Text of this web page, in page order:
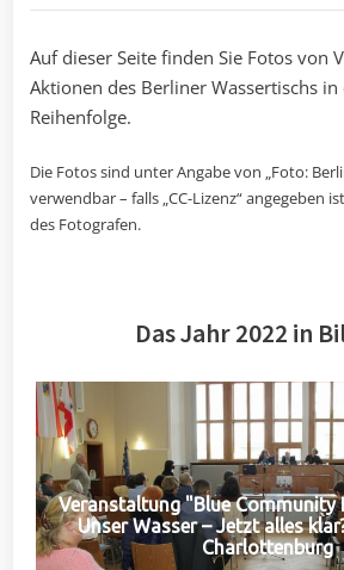
Auf dieser Seite finden Sie Fotos von
Aktionen des Berliner Wassertischs
Reihenfolge.
Die Fotos sind unter Angabe von „Foto:
verwendbar – falls „CC-Lizenz“ angegeben
des Fotografen.
Das Jahr 2022 in
Veranstaltung "Blue Community
Unser Wasser – Jetzt alles
Charlottenburg